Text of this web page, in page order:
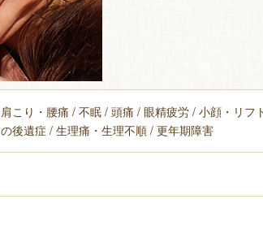
肩こり・腰痛 / 不眠 / 頭痛 / 眼精疲労 / 小顔・リ
の後遺症 / 生理痛・生理不順 / 更年期障害